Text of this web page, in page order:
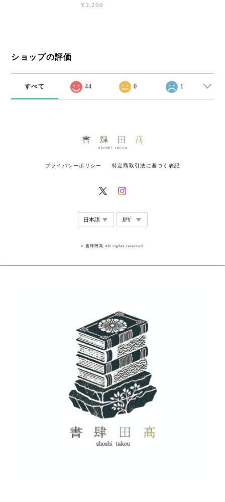
¥2,200
ショップの評価
すべて 44 0 1
プライバシーポリシー 特定商取引法に基づく表記
© 書肆田高 All rights reserved.